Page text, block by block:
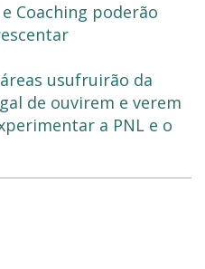
Coaching poderão
usufruirão da
de ouvirem e verem
a PNL e o